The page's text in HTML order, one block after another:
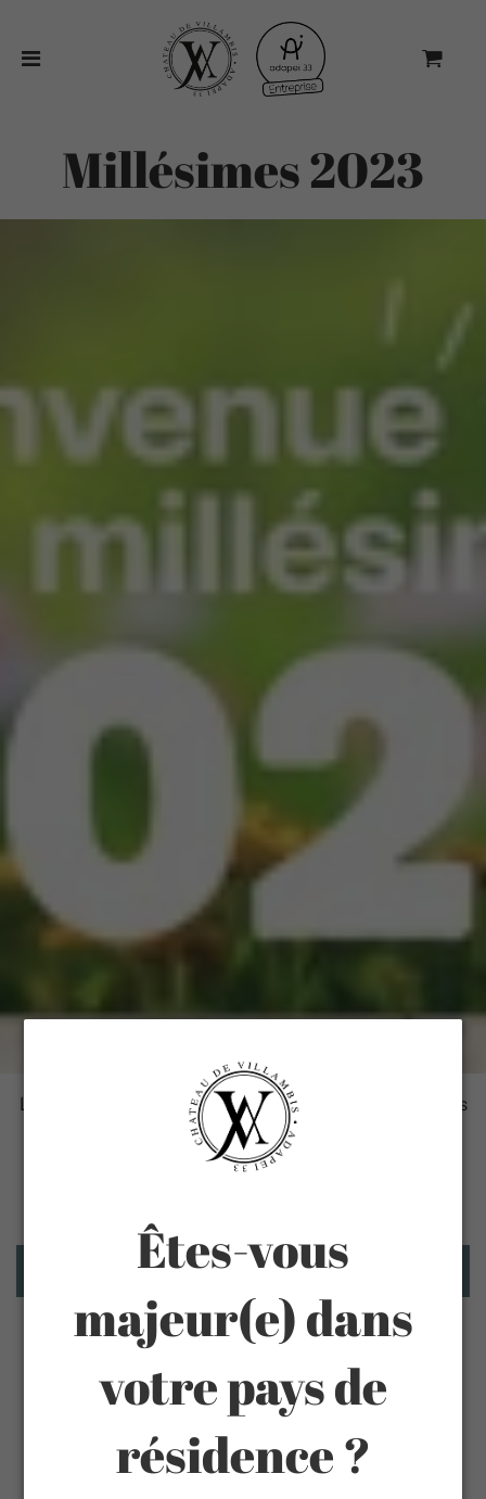
Millésimes 2023
Le Château de Villambis est fier de vous présenter ses
millésimes 2023 : deux vins équilibrés, ronds issus de
la gamme traditionnelle de Villambis. Qu'attendez
Filtrer et trier
Êtes-vous
majeur(e) dans
votre pays de
résidence ?